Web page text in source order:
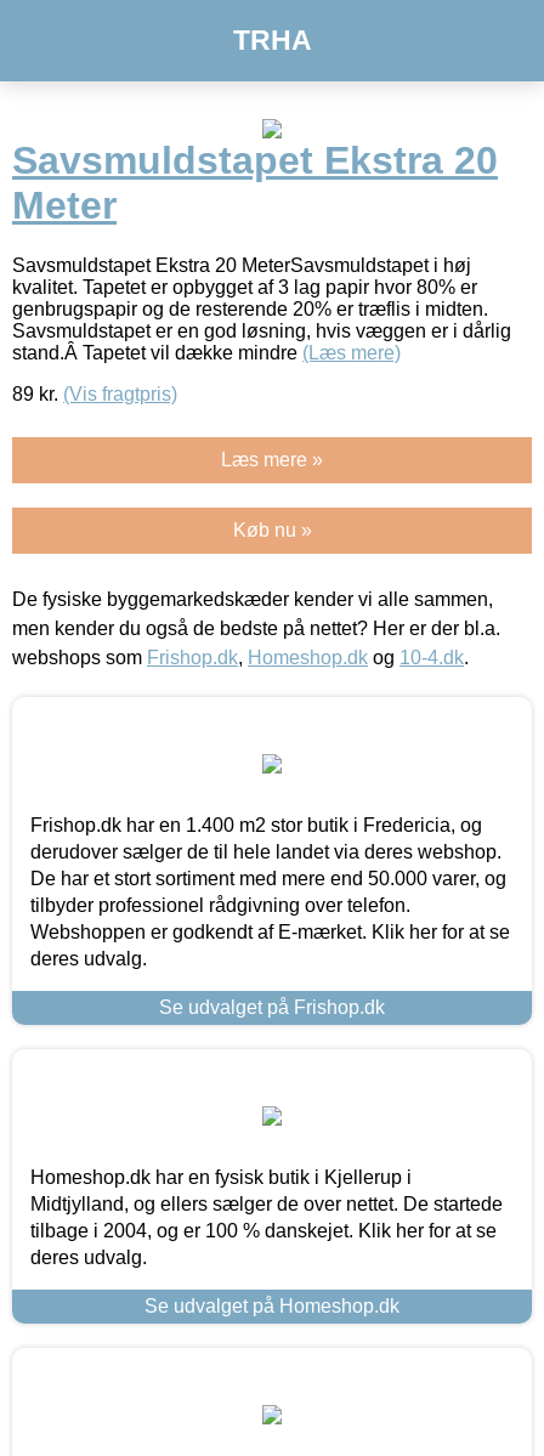
TRHA
Savsmuldstapet Ekstra 20
Meter
Savsmuldstapet Ekstra 20 MeterSavsmuldstapet i høj
kvalitet. Tapetet er opbygget af 3 lag papir hvor 80% er
genbrugspapir og de resterende 20% er træflis i midten.
Savsmuldstapet er en god løsning, hvis væggen er i dårlig
stand.Â Tapetet vil dække mindre (Læs mere)
89 kr. (Vis fragtpris)
Læs mere »
Køb nu »
De fysiske byggemarkedskæder kender vi alle sammen,
men kender du også de bedste på nettet? Her er der bl.a.
webshops som Frishop.dk, Homeshop.dk og 10-4.dk.
Frishop.dk har en 1.400 m2 stor butik i Fredericia, og
derudover sælger de til hele landet via deres webshop.
De har et stort sortiment med mere end 50.000 varer, og
tilbyder professionel rådgivning over telefon.
Webshoppen er godkendt af E-mærket. Klik her for at se
deres udvalg.
Se udvalget på Frishop.dk
Homeshop.dk har en fysisk butik i Kjellerup i
Midtjylland, og ellers sælger de over nettet. De startede
tilbage i 2004, og er 100 % danskejet. Klik her for at se
deres udvalg.
Se udvalget på Homeshop.dk